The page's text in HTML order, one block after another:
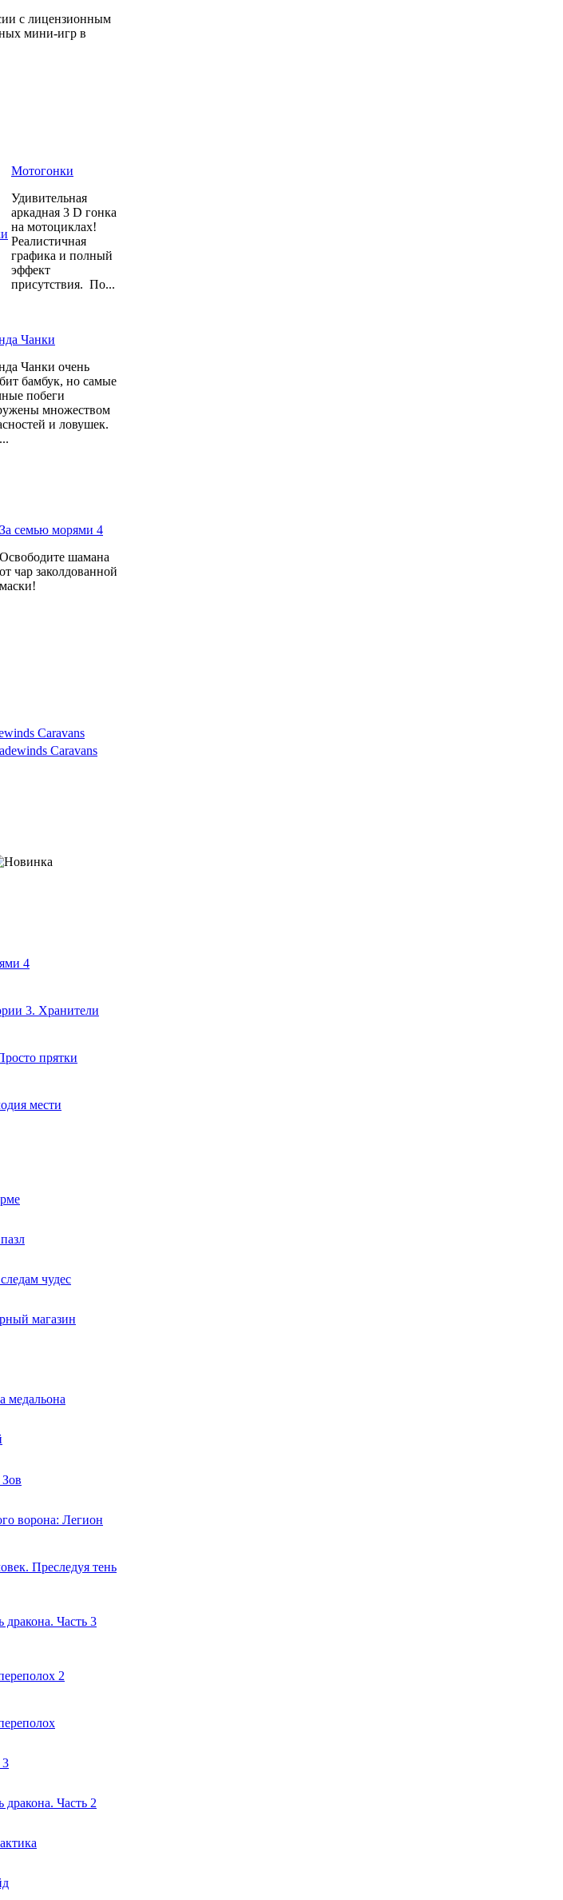
с лицензионным
мини-игр в
Мотогонки
Удивительная
аркадная 3 D гонка
на мотоциклах!
Реалистичная
графика и полный
эффект
присутствия. По...
Чанки
Чанки очень
бамбук, но самые
побеги
множеством
и ловушек.
За семью морями 4
Освободите шамана
от чар заколдованной
маски!
Caravans
4
3. Хранители
прятки
мести
чудес
магазин
медальона
ворона: Легион
Преследуя тень
дракона. Часть 3
2
дракона. Часть 2